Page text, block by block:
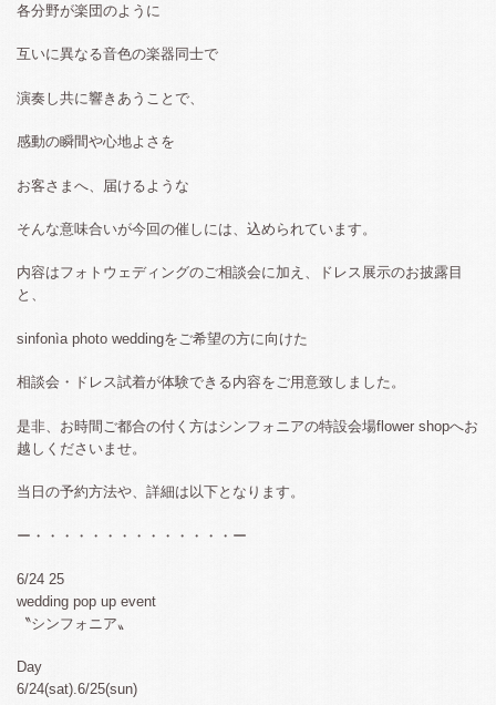
各分野が楽団のように
互いに異なる音色の楽器同士で
演奏し共に響きあうことで、
感動の瞬間や心地よさを
お客さまへ、届けるような
そんな意味合いが今回の催しには、込められています。
内容はフォトウェディングのご相談会に加え、ドレス展示のお披露目
と、
sinfonìa photo weddingをご希望の方に向けた
相談会・ドレス試着が体験できる内容をご用意致しました。
是非、お時間ご都合の付く方はシンフォニアの特設会場flower shopへお
越しくださいませ。
当日の予約方法や、詳細は以下となります。
ー・・・・・・・・・・・・・・ー
6/24 25
wedding pop up event
〝シンフォニア〟
Day
6/24(sat).6/25(sun)